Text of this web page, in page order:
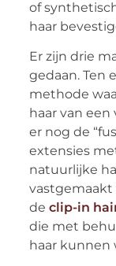
of
haar
Er zijn drie
gedaan. Ten
methode
haar van
er nog de
extensies
natuurlijke
vastgemaakt
de clip-in
die met
haar kunnen